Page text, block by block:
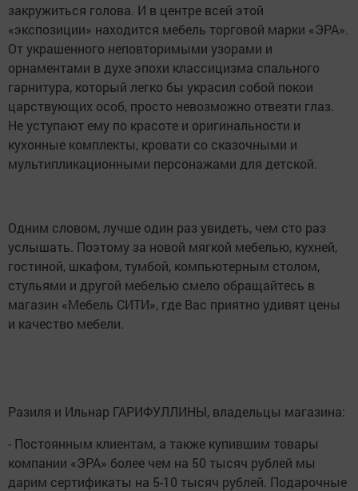
закружиться голова. И в центре всей этой
«экспозиции» находится мебель торговой марки «ЭРА».
От украшенного неповторимыми узорами и
орнаментами в духе эпохи классицизма спального
гарнитура, который легко бы украсил собой покои
царствующих особ, просто невозможно отвезти глаз.
Не уступают ему по красоте и оригинальности и
кухонные комплекты, кровати со сказочными и
мультипликационными персонажами для детской.
Одним словом, лучше один раз увидеть, чем сто раз
услышать. Поэтому за новой мягкой мебелью, кухней,
гостиной, шкафом, тумбой, компьютерным столом,
стульями и другой мебелью смело обращайтесь в
магазин «Мебель СИТИ», где Вас приятно удивят цены
и качество мебели.
Разиля и Ильнар ГАРИФУЛЛИНЫ, владельцы магазина:
- Постоянным клиентам, а также купившим товары
компании «ЭРА» более чем на 50 тысяч рублей мы
дарим сертификаты на 5-10 тысяч рублей. Подарочные